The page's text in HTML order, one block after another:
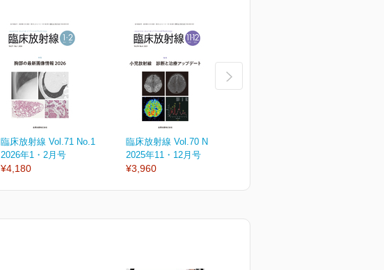
臨床放射線 Vol.71 No.1
2026年1・2月号
¥4,180
臨床放射線 Vol.70 No.6
2025年11・12月号
¥3,960